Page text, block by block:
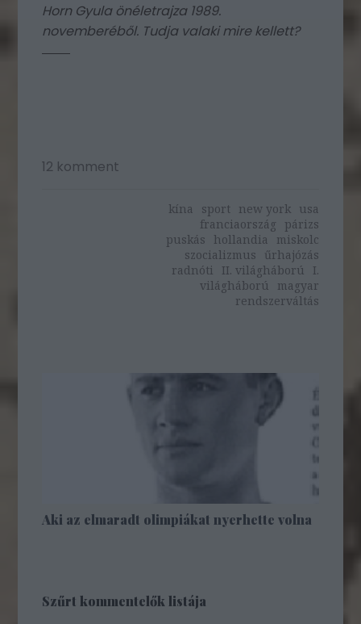
Horn Gyula önéletrajza 1989.
novemberéből. Tudja valaki mire kellett?
12 komment
kína sport new york
usa
franciaország
párizs
puskás
hollandia
miskolc
szocializmus
űrhajózás
radnóti
II. világháború
I.
világháború
magyar
rendszerváltás
Aki az elmaradt olimpiákat nyerhette volna
Szűrt kommentelők listája